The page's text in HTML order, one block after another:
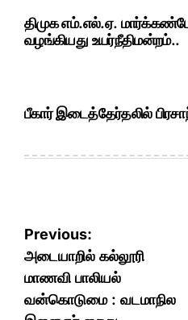
திமுக எம்.எல்.ஏ.
வழங்கியது உயர்நீதிமன்றம்..
பீகார் இடைத்தேர்தலில்
Post
navigation
Previous:
அடையாறில் கல்லூரி
மாணவி பாலியல்
வன்கொடுமை : வடமாநில